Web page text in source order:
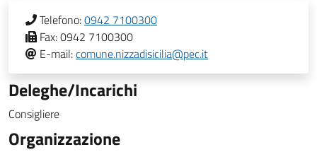
Telefono:0942 7100300
Fax:0942 7100300
E-mail:comune.nizzadisicilia@pec.it
Deleghe/Incarichi
Consigliere
Organizzazione